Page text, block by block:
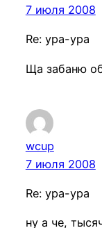
7 июля 2008
Re: ура-ура
Ща забаню
wcup
7 июля 2008
Re: ура-ура
ну а че,